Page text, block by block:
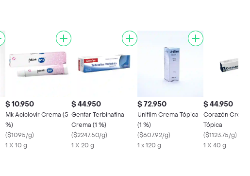
$ 10.950
Mk Aciclovir Crema (5
%)
($1095/g)
1 X 10 g
$ 44.950
Genfar Terbinafina
Crema (1 %)
($2247.50/g)
1 X 20 g
$ 72.950
Unifilm Crema Tópica
(1 %)
($607.92/g)
1 x 120 g
$ 44.950
Corazón Crema
Tópica
($1123.75/g)
1 X 40 g